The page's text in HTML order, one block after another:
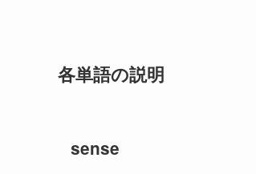
各単語の説明
sense